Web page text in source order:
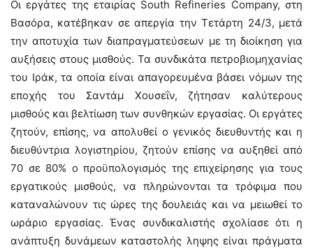
Οι εργάτες της εταιρίας South Refineries Company, στη
Βασόρα, κατέβηκαν σε απεργία την Τετάρτη 24/3, μετά
την αποτυχία των διαπραγματεύσεων με τη διοίκηση για
αυξήσεις στους μισθούς. Τα συνδικάτα πετροβιομηχανίας
του Ιράκ, τα οποία είναι απαγορευμένα βάσει νόμων της
εποχής του Σαντάμ Χουσεΐν, ζήτησαν καλύτερους
μισθούς και βελτίωση των συνθηκών εργασίας. Οι εργάτες
ζητούν, επίσης, να απολυθεί ο γενικός διευθυντής και η
διευθύντρια λογιστηρίου, ζητούν επίσης να αυξηθεί από
70 σε 80% ο προϋπολογισμός της επιχείρησης για τους
εργατικούς μισθούς, να πληρώνονται τα τρόφιμα που
καταναλώνουν τις ώρες της δουλειάς και να μειωθεί το
ωράριο εργασίας. Ένας συνδικαλιστής σχολίασε ότι η
ανάπτυξη δυνάμεων καταστολής ληψης είναι πράγματα